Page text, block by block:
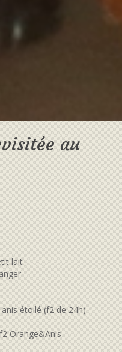
au
lait
étoilé (f2 de 24h)
Orange&Anis